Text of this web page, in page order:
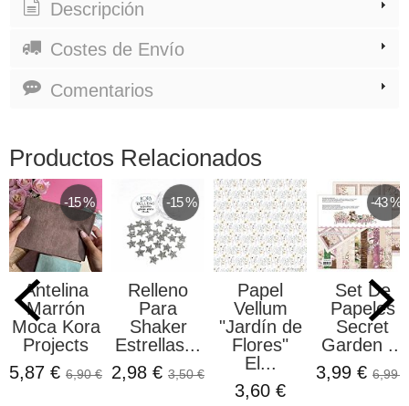
Descripción
Costes de Envío
Comentarios
Productos Relacionados
-15 %
Antelina
Marrón
Moca Kora
Projects
5,87 € 6,90 €
-15 %
Relleno
Para
Shaker
Estrellas...
2,98 € 3,50 €
Papel
Vellum
"Jardín de
Flores"
El...
3,60 €
-43 %
Set De
Papeles
Secret
Garden ...
3,99 € 6,99 €